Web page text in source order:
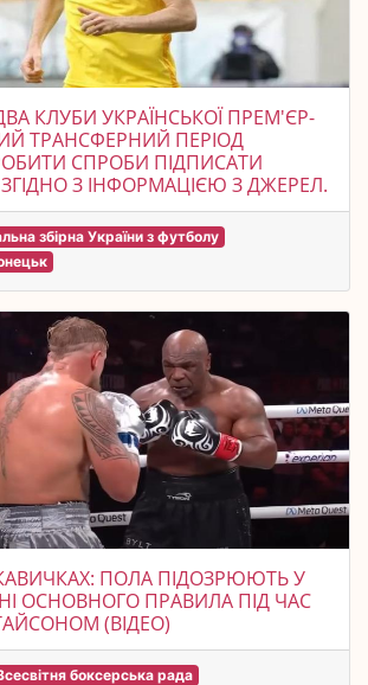
КЛУБИ УКРАЇНСЬКОЇ ПРЕМ'ЄР-
ТРАНСФЕРНИЙ ПЕРІОД
СПРОБИ ПІДПИСАТИ
З ІНФОРМАЦІЄЮ З ДЖЕРЕЛ.
збірна України з футболу
ПОЛА ПІДОЗРЮЮТЬ У
ОСНОВНОГО ПРАВИЛА ПІД ЧАС
(ВІДЕО)
боксерська рада